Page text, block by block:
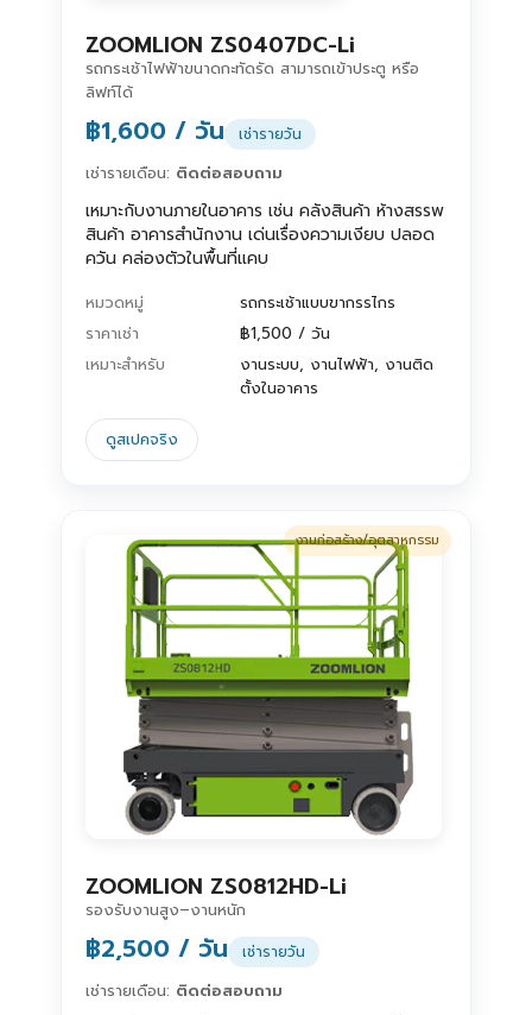
ZOOMLION ZS0407DC-Li
รถกระเช้าไฟฟ้าขนาดกะทัดรัด สามารถเข้าประตู หรือ
ลิฟท์ได้
฿1,600 / วัน เช่ารายวัน
เช่ารายเดือน: ติดต่อสอบถาม
เหมาะกับงานภายในอาคาร เช่น คลังสินค้า ห้างสรรพ
สินค้า อาคารสำนักงาน เด่นเรื่องความเงียบ ปลอด
ควัน คล่องตัวในพื้นที่แคบ
หมวดหมู่
รถกระเช้าแบบขากรรไกร
ราคาเช่า
฿1,500 / วัน
เหมาะสำหรับ
งานระบบ, งานไฟฟ้า, งานติด
ตั้งในอาคาร
ดูสเปคจริง
งานก่อสร้าง/อุตสาหกรรม
ZOOMLION ZS0812HD-Li
รองรับงานสูง–งานหนัก
฿2,500 / วัน เช่ารายวัน
เช่ารายเดือน: ติดต่อสอบถาม